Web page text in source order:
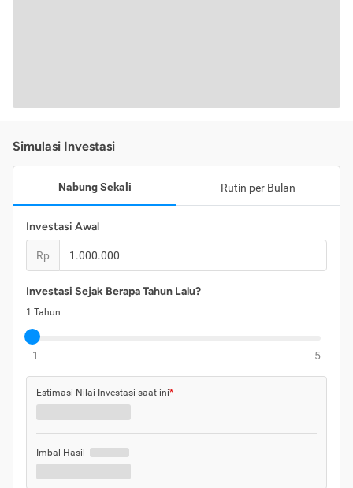
Simulasi Investasi
Nabung Sekali Rutin per Bulan
Investasi Awal
Rp
Investasi Sejak Berapa Tahun Lalu?
1 Tahun
1 5
Estimasi Nilai Investasi saat ini*
Imbal Hasil